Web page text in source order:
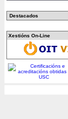
Destacados
Xestións On-Line